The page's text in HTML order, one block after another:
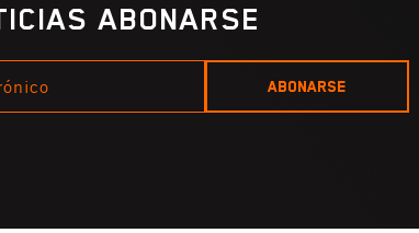
ABONARSE
ABONARSE